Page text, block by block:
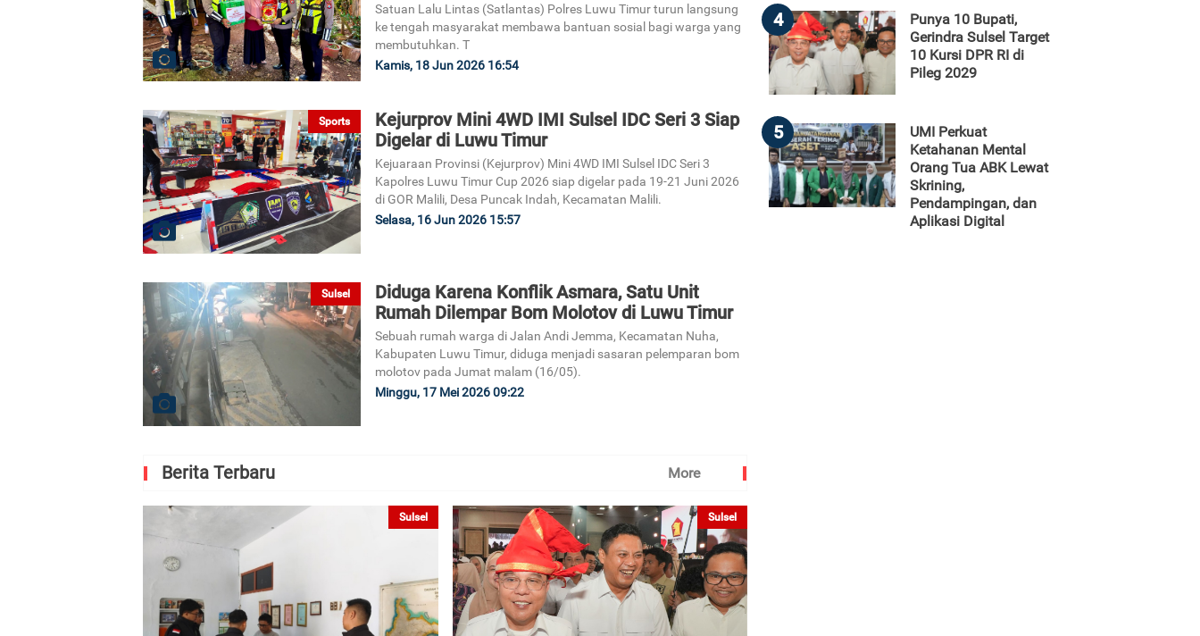
Satuan Lalu Lintas (Satlantas) Polres Luwu Timur turun langsung
ke tengah masyarakat membawa bantuan sosial bagi warga yang
membutuhkan. T
Kamis, 18 Jun 2026 16:54
Sports
Kejurprov Mini 4WD IMI Sulsel IDC Seri 3 Siap
Digelar di Luwu Timur
Kejuaraan Provinsi (Kejurprov) Mini 4WD IMI Sulsel IDC Seri 3
Kapolres Luwu Timur Cup 2026 siap digelar pada 19-21 Juni 2026
di GOR Malili, Desa Puncak Indah, Kecamatan Malili.
Selasa, 16 Jun 2026 15:57
Sulsel
Diduga Karena Konflik Asmara, Satu Unit
Rumah Dilempar Bom Molotov di Luwu Timur
Sebuah rumah warga di Jalan Andi Jemma, Kecamatan Nuha,
Kabupaten Luwu Timur, diduga menjadi sasaran pelemparan bom
molotov pada Jumat malam (16/05).
Minggu, 17 Mei 2026 09:22
Berita Terbaru More
Sulsel Sulsel
4
Punya 10 Bupati,
Gerindra Sulsel Target
10 Kursi DPR RI di
Pileg 2029
5
UMI Perkuat
Ketahanan Mental
Orang Tua ABK Lewat
Skrining,
Pendampingan, dan
Aplikasi Digital